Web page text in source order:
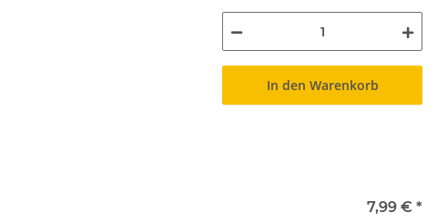
In den Warenkorb
7,99 € *